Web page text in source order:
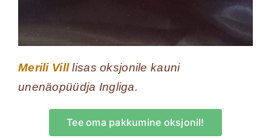
Merili Villlisas oksjonile kauni
unenäopüüdja Ingliga.
Tee oma pakkumine oksjonil!